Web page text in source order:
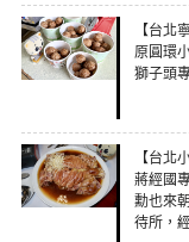
【台北
原圓環
獅子頭
【台北
蔣經國
勳也來
待所，